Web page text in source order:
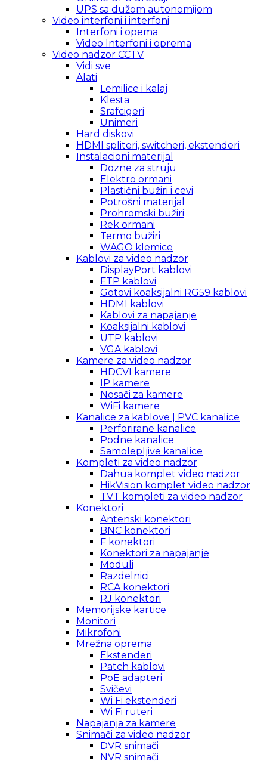
UPS sa dužom autonomijom
Video interfoni i interfoni
Interfoni i opema
Video Interfoni i oprema
Video nadzor CCTV
Vidi sve
Alati
Lemilice i kalaj
Klesta
Srafcigeri
Unimeri
Hard diskovi
HDMI spliteri, switcheri, ekstenderi
Instalacioni materijal
Dozne za struju
Elektro ormani
Plastični bužiri i cevi
Potrošni materijal
Prohromski bužiri
Rek ormani
Termo bužiri
WAGO klemice
Kablovi za video nadzor
DisplayPort kablovi
FTP kablovi
Gotovi koaksijalni RG59 kablovi
HDMI kablovi
Kablovi za napajanje
Koaksijalni kablovi
UTP kablovi
VGA kablovi
Kamere za video nadzor
HDCVI kamere
IP kamere
Nosači za kamere
WiFi kamere
Kanalice za kablove | PVC kanalice
Perforirane kanalice
Podne kanalice
Samolepljive kanalice
Kompleti za video nadzor
Dahua komplet video nadzor
HikVision komplet video nadzor
TVT kompleti za video nadzor
Konektori
Antenski konektori
BNC konektori
F konektori
Konektori za napajanje
Moduli
Razdelnici
RCA konektori
RJ konektori
Memorijske kartice
Monitori
Mikrofoni
Mrežna oprema
Ekstenderi
Patch kablovi
PoE adapteri
Svičevi
Wi Fi ekstenderi
Wi Fi ruteri
Napajanja za kamere
Snimači za video nadzor
DVR snimači
NVR snimači